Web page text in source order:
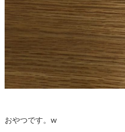
おやつです。w